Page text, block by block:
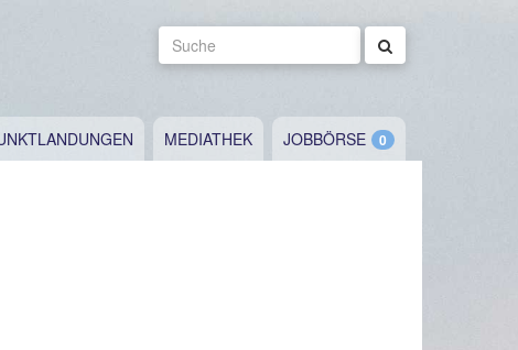
Suche
MEDIATHEK JOBBÖRSE